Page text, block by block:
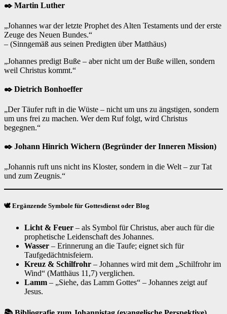
✒️ Martin Luther
„Johannes war der letzte Prophet des Alten Testaments und der erste
Zeuge des Neuen Bundes.“
– (Sinngemäß aus seinen Predigten über Matthäus)
„Johannes predigt Buße – aber nicht um der Buße willen, sondern
weil Christus kommt.“
✒️ Dietrich Bonhoeffer
„Der Täufer ruft in die Wüste – nicht um uns zu ängstigen, sondern
um uns frei zu machen. Wer dem Ruf folgt, wird Christus
begegnen.“
✒️ Johann Hinrich Wichern (Begründer der Inneren Mission)
„Johannis ruft uns nicht ins Kloster, sondern in die Welt – zur Tat
und zum Zeugnis.“
🕊️ Ergänzende Symbole für Gottesdienst oder Blog
Licht & Feuer – als Symbol für Christus, aber auch für die
prophetische Leidenschaft des Johannes.
Wasser – Erinnerung an die Taufe; eignet sich für
Taufgedächtnisfeiern.
Kreuz & Schilfrohr – Johannes wird mit dem „Schilfrohr im
Wind“ (Matthäus 11,7) verglichen.
Lamm – „Siehe, das Lamm Gottes“ – Johannes zeigt auf
Jesus.